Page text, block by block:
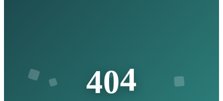
404